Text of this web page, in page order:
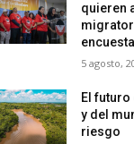
quieren
encuesta
5 agosto,
El
y del
riesgo